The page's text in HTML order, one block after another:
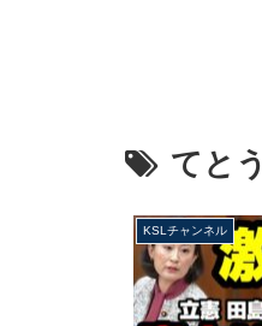
てとう
KSLチャンネル